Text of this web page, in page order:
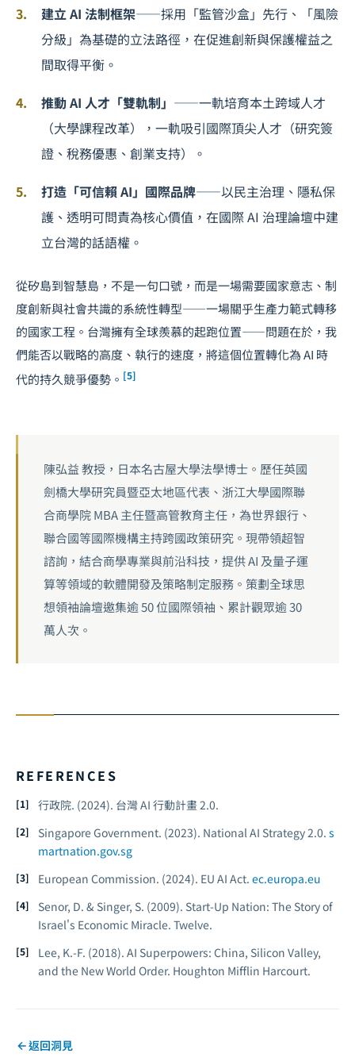
建立 AI 法制框架——採用「監管沙盒」先行、「風險
分級」為基礎的立法路徑，在促進創新與保護權益之
間取得平衡。
推動 AI 人才「雙軌制」 ——一軌培育本土跨域人才
（大學課程改革），一軌吸引國際頂尖人才（研究簽
證、稅務優惠、創業支持）。
打造「可信賴 AI」國際品牌——以民主治理、隱私保
護、透明可問責為核心價值，在國際 AI 治理論壇中建
立台灣的話語權。
從矽島到智慧島，不是一句口號，而是一場需要國家意志、制
度創新與社會共識的系統性轉型——一場關乎生產力範式轉移
的國家工程。台灣擁有全球羨慕的起跑位置——問題在於，我
們能否以戰略的高度、執行的速度，將這個位置轉化為 AI 時
代的持久競爭優勢。 [5]
陳弘益 教授，日本名古屋大學法學博士。歷任英國
劍橋大學研究員暨亞太地區代表、浙江大學國際聯
合商學院 MBA 主任暨高管教育主任，為世界銀行、
聯合國等國際機構主持跨國政策研究。現帶領超智
諮詢，結合商學專業與前沿科技，提供 AI 及量子運
算等領域的軟體開發及策略制定服務。策劃全球思
想領袖論壇邀集逾 50 位國際領袖、累計觀眾逾 30
萬人次。
REFERENCES
行政院. (2024). 台灣 AI 行動計畫 2.0.
Singapore Government. (2023). National AI Strategy 2.0. s
martnation.gov.sg
European Commission. (2024). EU AI Act. ec.europa.eu
Senor, D. & Singer, S. (2009). Start-Up Nation: The Story of
Israel's Economic Miracle. Twelve.
Lee, K.-F. (2018). AI Superpowers: China, Silicon Valley,
and the New World Order. Houghton Mifflin Harcourt.
返回洞見